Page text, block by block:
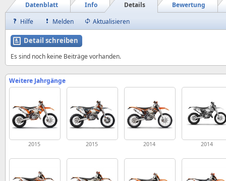
Bewertung
Details
Info
Datenblatt
Hilfe
Melden Aktualisieren
Detail schreiben
Es sind noch keine Beiträge vorhanden.
Weitere Jahrgänge
2015 2015 2014 2014